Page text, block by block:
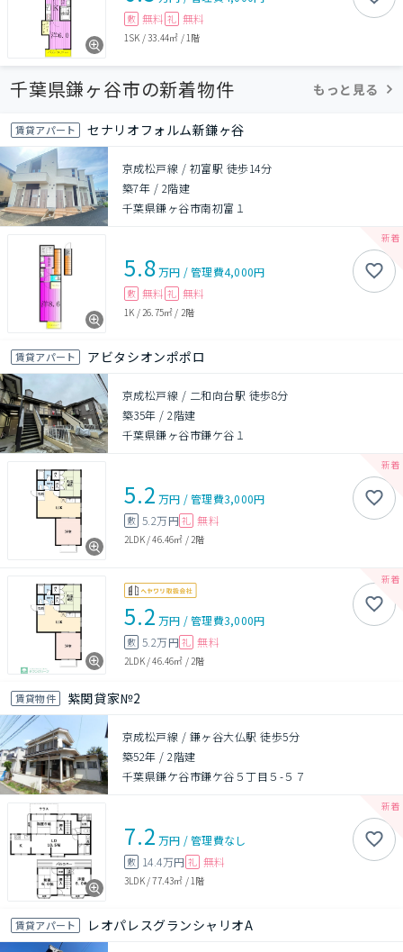
敷 無料 礼 無料
1SK /33.44㎡ / 1階
千葉県鎌ヶ谷市の新着物件 もっと見る
賃貸アパート セナリオフォルム新鎌ヶ谷
京成松戸線 / 初富駅 徒歩14分
築7年 / 2階建
千葉県鎌ヶ谷市南初富１
5.8万円 /管理費4,000円
敷 無料 礼 無料
1K / 26.75㎡ / 2階
賃貸アパート アビタシオンポポロ
京成松戸線 / 二和向台駅 徒歩8分
築35年 /2階建
千葉県鎌ヶ谷市鎌ケ谷１
5.2 万円 /管理費3,000円
敷 5.2万円 礼 無料
2LDK/46.46㎡ / 2階
5.2 万円 /管理費3,000円
敷 5.2万円 礼 無料
2LDK/46.46㎡ /2階
賃貸物件 紫関貸家№2
京成松戸線 / 鎌ヶ谷大仏駅 徒歩5分
築52年 /2階建
千葉県鎌ケ谷市鎌ケ谷５丁目５-５７
7.2 万円 /管理費なし
敷 14.4万円 礼 無料
3LDK/77.43㎡ / 1階
賃貸アパート レオパレスグランシャリオA